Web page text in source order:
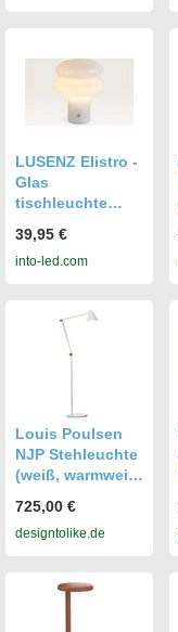
LUSENZ Elistro -
Glas
tischleuchte
Akku
tischleuchte -
Lampe für
kommode - IP44
39,95 €
into-led.com
Louis Poulsen
NJP Stehleuchte
(weiß, warmweiß
warmweiß
(3000K)
725,00 €
designtolike.de